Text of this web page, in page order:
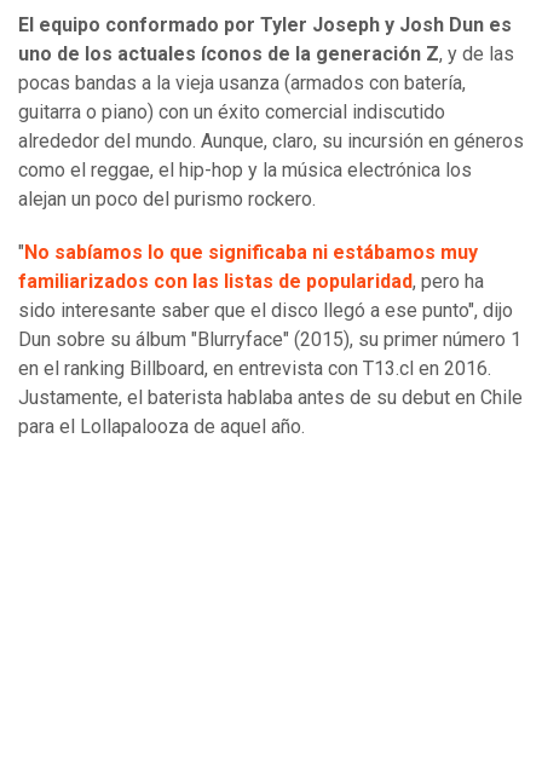
El equipo conformado por Tyler Joseph y Josh Dun es
uno de los actuales íconos de la generación Z, y de las
pocas bandas a la vieja usanza (armados con batería,
guitarra o piano) con un éxito comercial indiscutido
alrededor del mundo. Aunque, claro, su incursión en géneros
como el reggae, el hip-hop y la música electrónica los
alejan un poco del purismo rockero.
" No sabíamos lo que significaba ni estábamos muy
familiarizados con las listas de popularidad, pero ha
sido interesante saber que el disco llegó a ese punto", dijo
Dun sobre su álbum "Blurryface" (2015), su primer número 1
en el ranking Billboard, en entrevista con T13.cl en 2016.
Justamente, el baterista hablaba antes de su debut en Chile
para el Lollapalooza de aquel año.